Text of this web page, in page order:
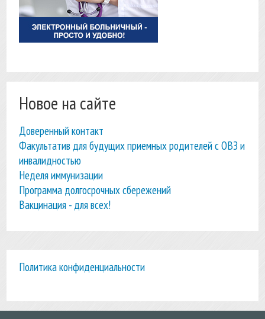
Новое на сайте
Доверенный контакт
Факультатив для будущих приемных родителей с ОВЗ и
инвалидностью
Неделя иммунизации
Программа долгосрочных сбережений
Вакцинация - для всех!
Политика конфиденциальности